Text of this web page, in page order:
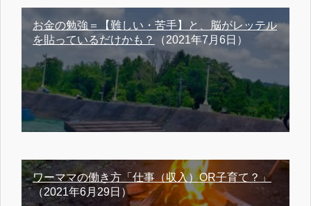
お金の勉強＝【難しい・苦手】と、脳がレッテル
を貼っているだけかも？
（2021年7月6日）
ワーママの働き方「仕事（収入）OR子育て？」
（2021年6月29日）